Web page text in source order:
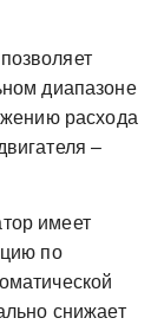
диапазоне
расхода
–
имеет
по
снижает